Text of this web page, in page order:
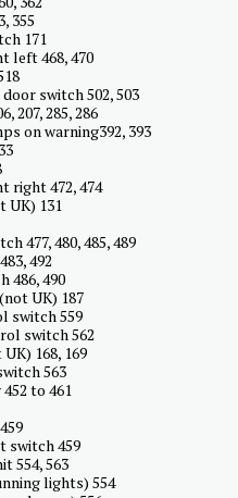
355
171
left 468, 470
switch 502, 503
207, 285, 286
on warning392, 393
right 472, 474
UK) 131
477, 480, 485, 489
492
486, 490
UK) 187
switch 559
switch 562
168, 169
563
to 461
switch 459
554, 563
lights) 554